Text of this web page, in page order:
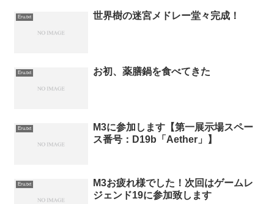
Eru.txt 世界樹の迷宮メドレー堂々完成！
Eru.txt お初、薬膳鍋を食べてきた
Eru.txt
M3に参加します【第一展示場スペー
ス番号：D19b「Aether」】
Eru.txt
M3お疲れ様でした！次回はゲームレ
ジェンド19に参加致します